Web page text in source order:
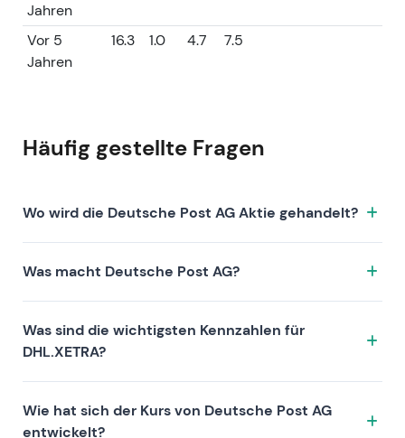
Jahren
Vor 5
Jahren
16.3 1.0 4.7 7.5
Häufig gestellte Fragen
Wo wird die Deutsche Post AG Aktie gehandelt?
DHL.XETRA an der Börse XETRA gehandelt. ISIN:
DE0005552004.
Was macht Deutsche Post AG?
durch folgende Investment-These auszeichnet:
Was sind die wichtigsten Kennzahlen für
DHL.XETRA?
Bewertung (KGV 18.5, KUV 0.8, KBV 2.7), die
Wie hat sich der Kurs von Deutsche Post AG
entwickelt?